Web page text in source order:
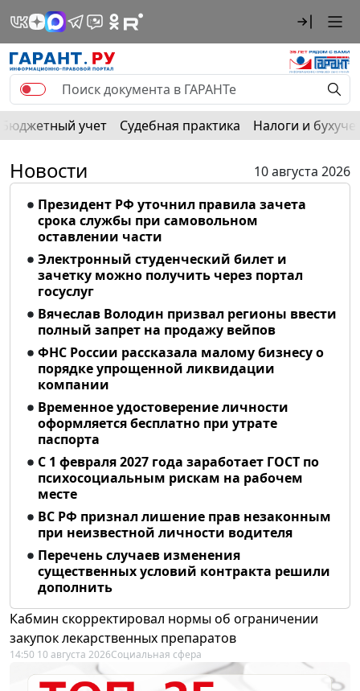
Бюджетный учет Судебная практика Налоги и
Новости
10 августа 2026
Президент РФ уточнил правила зачета
срока службы при самовольном
оставлении части
Электронный студенческий билет и
зачетку можно получить через портал
госуслуг
Вячеслав Володин призвал регионы ввести
полный запрет на продажу вейпов
ФНС России рассказала малому бизнесу о
порядке упрощенной ликвидации
компании
Временное удостоверение личности
оформляется бесплатно при утрате
паспорта
С 1 февраля 2027 года заработает ГОСТ по
психосоциальным рискам на рабочем
месте
ВС РФ признал лишение прав незаконным
при неизвестной личности водителя
Перечень случаев изменения
существенных условий контракта решили
дополнить
Кабмин скорректировал нормы об ограничении
закупок лекарственных препаратов
14:50 10 августа 2026Социальная сфера